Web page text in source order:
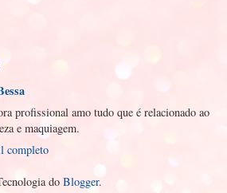
profissional amo tudo que é relacionado ao
e maquiagem.
completo
do Blogger.